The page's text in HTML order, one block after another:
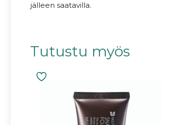
jälleen saatavilla.
Tutustu myös